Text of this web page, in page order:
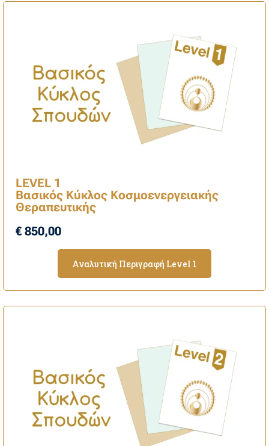
LEVEL 1
Βασικός Κύκλος Κοσμοενεργειακής
Θεραπευτικής
€ 850,00
Αναλυτική Περιγραφή Level 1